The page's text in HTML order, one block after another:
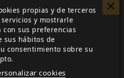
desde 2005 y ha
para la mayoría de libros en
en numerosos libros de
y Scion. Cuando no está
a una de sus crónicas en
en Oxford, Misisipi, donde
propias y de terceros
y mostrarle
sus preferencias
sus hábitos de
consentimiento sobre su
cookies